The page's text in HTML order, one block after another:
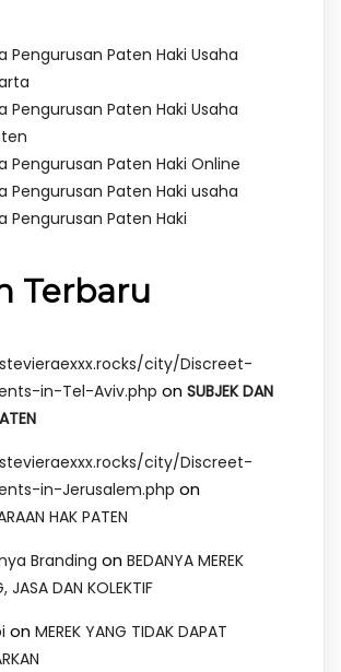
Pengurusan Paten Haki Usaha
Pengurusan Paten Haki Usaha
Pengurusan Paten Haki Online
Pengurusan Paten Haki usaha
Pengurusan Paten Haki
Terbaru
city/Discreet-
in-Tel-Aviv.php on SUBJEK DAN
city/Discreet-
in-Jerusalem.php on
HAK PATEN
Branding on BEDANYA MEREK
JASA DAN KOLEKTIF
on MEREK YANG TIDAK DAPAT